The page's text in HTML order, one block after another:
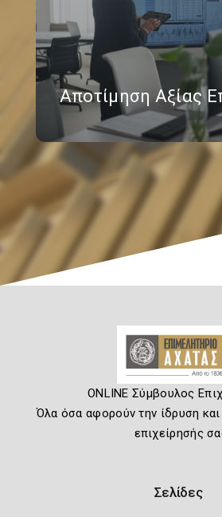
Αποτίμηση Αξίας
ONLINE Σύμβουλος
Όλα όσα αφορούν την ίδρυση και
επιχείρησής
Σελίδες